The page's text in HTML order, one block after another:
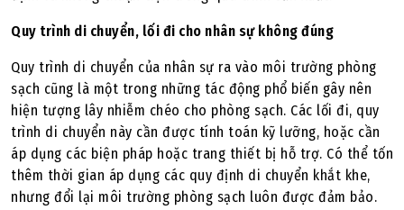
Quy trình di chuyển, lối đi cho nhân sự không đúng
Quy trình di chuyển của nhân sự ra vào môi trường phòng
sạch cũng là một trong những tác động phổ biến gây nên
hiện tượng lây nhiễm chéo cho phòng sạch. Các lối đi, quy
trình di chuyển này cần được tính toán kỹ lưỡng, hoặc cần
áp dụng các biện pháp hoặc trang thiết bị hỗ trợ. Có thể tốn
thêm thời gian áp dụng các quy định di chuyển khắt khe,
nhưng đổi lại môi trường phòng sạch luôn được đảm bảo.